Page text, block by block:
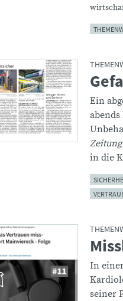
:
Ein
Zeitung
in die
:
In
seiner